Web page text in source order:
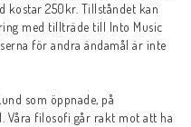
kostar 250kr. Tillståndet kan
med tillträde till Into Music
för andra ändamål är inte
som öppnade, på
Våra filosofi går rakt mot att ha